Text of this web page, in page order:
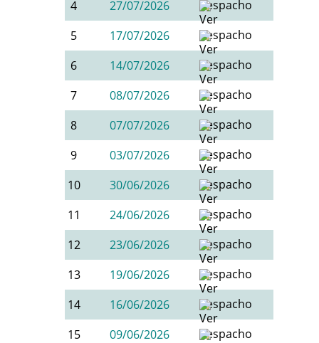
4
27/07/2026
5
17/07/2026
6
14/07/2026
7
08/07/2026
8
07/07/2026
9
03/07/2026
10
30/06/2026
11
24/06/2026
12
23/06/2026
13
19/06/2026
14
16/06/2026
15
09/06/2026